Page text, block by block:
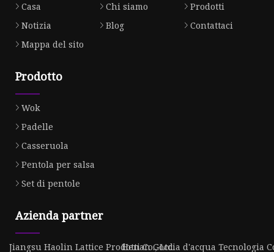
Casa Chi siamo
Prodotti
Notizia
Blog
Contattaci
Mappa del sito
Prodotto
Wok
Padelle
Casseruola
Pentola per salsa
Set di pentole
Azienda partner
Jiangsu Haolin Lattice Prodotti Co., LtdHenan Goccia d'acqua Tecnologia